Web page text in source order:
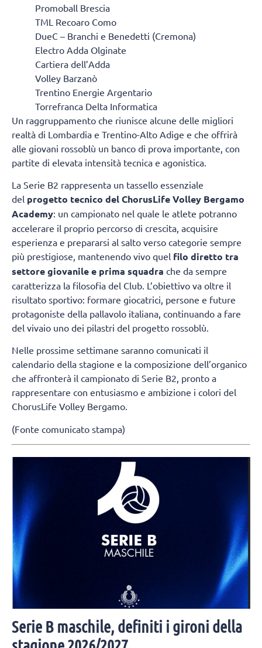
Promoball Brescia
TML Recoaro Como
DueC – Branchi e Benedetti (Cremona)
Electro Adda Olginate
Cartiera dell’Adda
Volley Barzanò
Trentino Energie Argentario
Torrefranca Delta Informatica
Un raggruppamento che riunisce alcune delle migliori
realtà di Lombardia e Trentino-Alto Adige e che offrirà
alle giovani rossoblù un banco di prova importante, con
partite di elevata intensità tecnica e agonistica.
La Serie B2 rappresenta un tassello essenziale
del progetto tecnico del ChorusLife Volley Bergamo
Academy: un campionato nel quale le atlete potranno
accelerare il proprio percorso di crescita, acquisire
esperienza e prepararsi al salto verso categorie sempre
più prestigiose, mantenendo vivo quel filo diretto tra
settore giovanile e prima squadra che da sempre
caratterizza la filosofia del Club. L’obiettivo va oltre il
risultato sportivo: formare giocatrici, persone e future
protagoniste della pallavolo italiana, continuando a fare
del vivaio uno dei pilastri del progetto rossoblù.
Nelle prossime settimane saranno comunicati il
calendario della stagione e la composizione dell’organico
che affronterà il campionato di Serie B2, pronto a
rappresentare con entusiasmo e ambizione i colori del
ChorusLife Volley Bergamo.
(Fonte comunicato stampa)
Serie B maschile, definiti i gironi della